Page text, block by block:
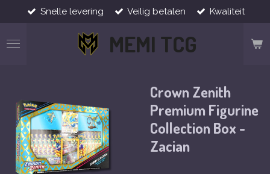
direct
naar
MEMI TCG
Snelle levering Veilig betalen Kwaliteit
Crown Zenith
Premium Figurine
Collection Box -
Zacian